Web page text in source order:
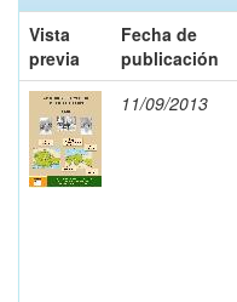
Vista
previa
Fecha de
publicación
11/09/2013